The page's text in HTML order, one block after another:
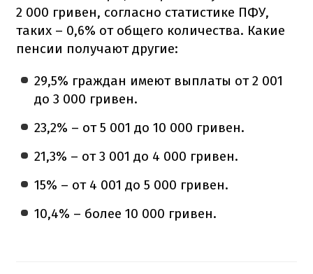
2 000 гривен, согласно статистике ПФУ,
таких – 0,6% от общего количества. Какие
пенсии получают другие:
29,5% граждан имеют выплаты от 2 001
до 3 000 гривен.
23,2% – от 5 001 до 10 000 гривен.
21,3% – от 3 001 до 4 000 гривен.
15% – от 4 001 до 5 000 гривен.
10,4% – более 10 000 гривен.